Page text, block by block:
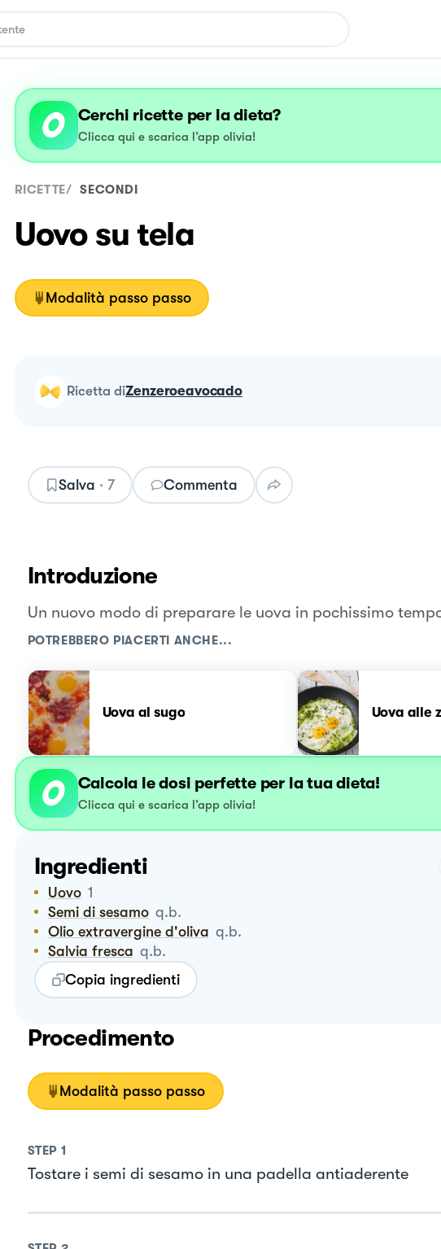
Cerchi ricette per la dieta?
Clicca qui e scarica l’app olivia!
RICETTE/ SECONDI
Uovo su tela
Modalità passo passo
ricetta diZenzeroeavocado
Salva · 7 Commenta
Introduzione
Un nuovo modo di preparare le uova in pochissimo
POTREBBERO PIACERTI ANCHE...
Uova al sugo Uova alle
Calcola le dosi perfette per la tua dieta!
Clicca qui e scarica l’app olivia!
Ingredienti
Uovo 1
Semi di sesamo q.b.
Olio extravergine d'oliva q.b.
Salvia fresca q.b.
Copia ingredienti
Procedimento
Modalità passo passo
STEP 1
Tostare i semi di sesamo in una padella antiaderente